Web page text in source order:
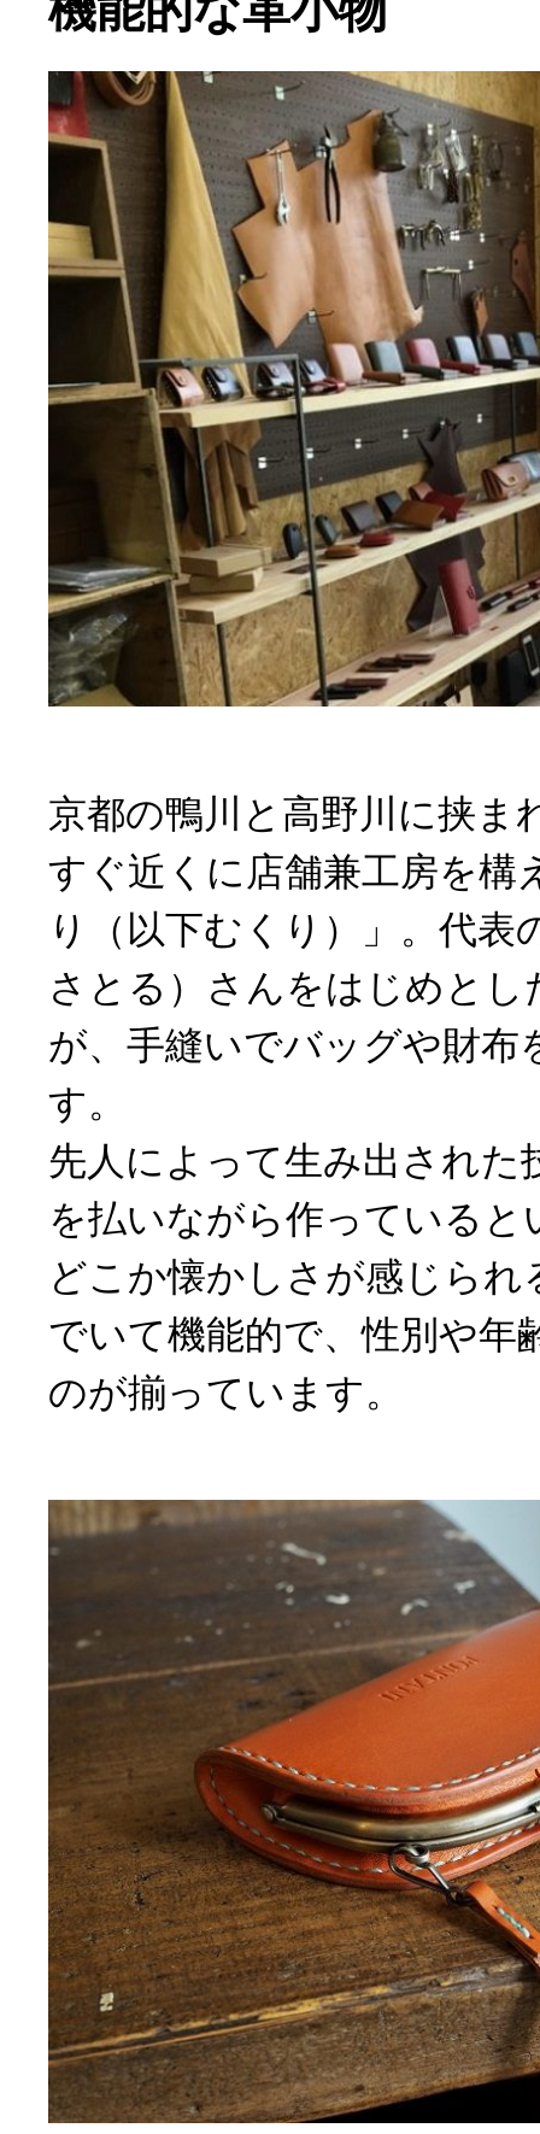
京都の鴨川と高野川に挟ま
すぐ近くに店舗兼工房を構
り（以下むくり）」。代表
さとる）さんをはじめとし
が、手縫いでバッグや財布
す。
先人によって生み出された
を払いながら作っている
どこか懐かしさが感じら
でいて機能的で、性別や年
のが揃っています。